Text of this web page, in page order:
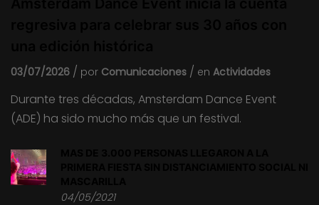
03/07/2026 por Comunicaciones en Actividades
Durante tres décadas, Amsterdam Dance Event
(ADE) ha sido mucho más que un festival.
04/05/2021